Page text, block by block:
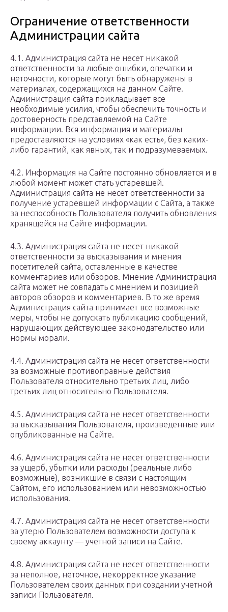
Ограничение ответственности
Администрации сайта
4.1. Администрация сайта не несет никакой
ответственности за любые ошибки, опечатки и
неточности, которые могут быть обнаружены в
материалах, содержащихся на данном Сайте.
Администрация сайта прикладывает все
необходимые усилия, чтобы обеспечить точность и
достоверность представляемой на Сайте
информации. Вся информация и материалы
предоставляются на условиях «как есть», без каких-
либо гарантий, как явных, так и подразумеваемых.
4.2. Информация на Сайте постоянно обновляется и в
любой момент может стать устаревшей.
Администрация сайта не несет ответственности за
получение устаревшей информации с Сайта, а также
за неспособность Пользователя получить обновления
хранящейся на Сайте информации.
4.3. Администрация сайта не несет никакой
ответственности за высказывания и мнения
посетителей сайта, оставленные в качестве
комментариев или обзоров. Мнение Администрация
сайта может не совпадать с мнением и позицией
авторов обзоров и комментариев. В то же время
Администрация сайта принимает все возможные
меры, чтобы не допускать публикацию сообщений,
нарушающих действующее законодательство или
нормы морали.
4.4. Администрация сайта не несет ответственности
за возможные противоправные действия
Пользователя относительно третьих лиц, либо
третьих лиц относительно Пользователя.
4.5. Администрация сайта не несет ответственности
за высказывания Пользователя, произведенные или
опубликованные на Сайте.
4.6. Администрация сайта не несет ответственности
за ущерб, убытки или расходы (реальные либо
возможные), возникшие в связи с настоящим
Сайтом, его использованием или невозможностью
использования.
4.7. Администрация сайта не несет ответственности
за утерю Пользователем возможности доступа к
своему аккаунту — учетной записи на Сайте.
4.8. Администрация сайта не несет ответственности
за неполное, неточное, некорректное указание
Пользователем своих данных при создании учетной
записи Пользователя.